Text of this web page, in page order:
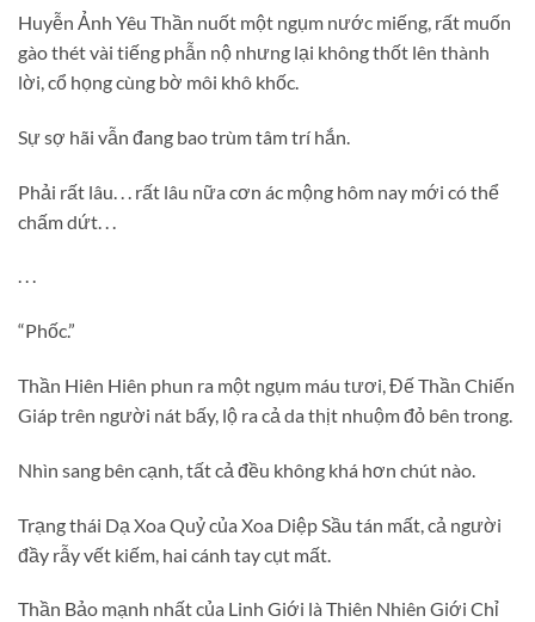
Huyễn Ảnh Yêu Thần nuốt một ngụm nước miếng, rất muốn
gào thét vài tiếng phẫn nộ nhưng lại không thốt lên thành
lời, cổ họng cùng bờ môi khô khốc.
Sự sợ hãi vẫn đang bao trùm tâm trí hắn.
Phải rất lâu. . . rất lâu nữa cơn ác mộng hôm nay mới có thể
chấm dứt. . .
. . .
“Phốc.”
Thần Hiên Hiên phun ra một ngụm máu tươi, Đế Thần Chiến
Giáp trên người nát bấy, lộ ra cả da thịt nhuộm đỏ bên trong.
Nhìn sang bên cạnh, tất cả đều không khá hơn chút nào.
Trạng thái Dạ Xoa Quỷ của Xoa Diệp Sầu tán mất, cả người
đầy rẫy vết kiếm, hai cánh tay cụt mất.
Thần Bảo mạnh nhất của Linh Giới là Thiên Nhiên Giới Chỉ